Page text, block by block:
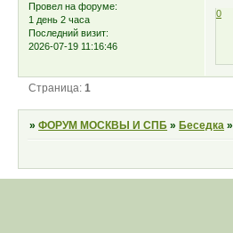
Провел на форуме:
1 день 2 часа
Последний визит:
2026-07-19 11:16:46
0
Страница:1
»ФОРУМ МОСКВЫ И СПБ » Беседка »